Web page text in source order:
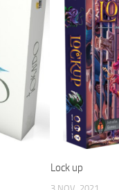
Lock up